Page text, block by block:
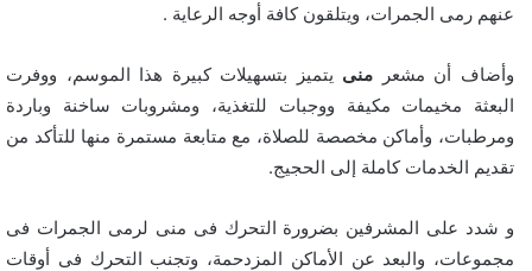
عنهم رمى الجمرات، ويتلقون كافة أوجه الرعاية .
وأضاف أن مشعر منى يتميز بتسهيلات كبيرة هذا الموسم، ووفرت
البعثة مخيمات مكيفة ووجبات للتغذية، ومشروبات ساخنة وباردة
ومرطبات، وأماكن مخصصة للصلاة، مع متابعة مستمرة منها للتأكد من
تقديم الخدمات كاملة إلى الحجيج.
و شدد على المشرفين بضرورة التحرك فى منى لرمى الجمرات فى
مجموعات، والبعد عن الأماكن المزدحمة، وتجنب التحرك فى أوقات